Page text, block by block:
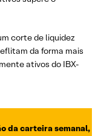
corte de liquidez
da forma mais
ativos do IBX-
da carteira semanal,